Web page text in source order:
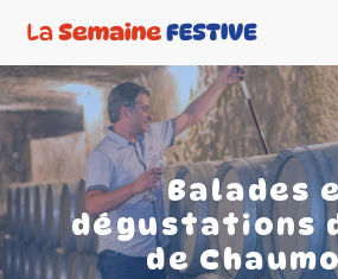
Balades
dégustations
de